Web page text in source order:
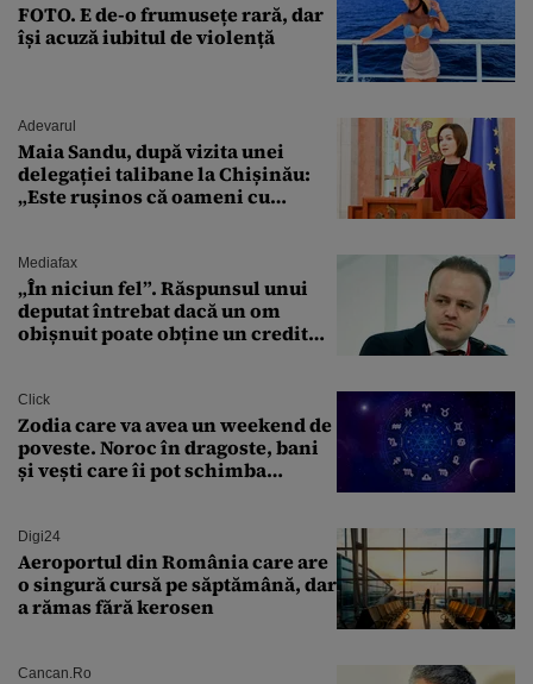
FOTO. E de-o frumusețe rară, dar
își acuză iubitul de violență
Adevarul
Maia Sandu, după vizita unei
delegației talibane la Chișinău:
„Este rușinos că oameni cu
Mediafax
„În niciun fel”. Răspunsul unui
deputat întrebat dacă un om
obișnuit poate obține un credit
Click
Zodia care va avea un weekend de
poveste. Noroc în dragoste, bani
și vești care îi pot schimba
Digi24
Aeroportul din România care are
o singură cursă pe săptămână, dar
a rămas fără kerosen
Cancan.ro